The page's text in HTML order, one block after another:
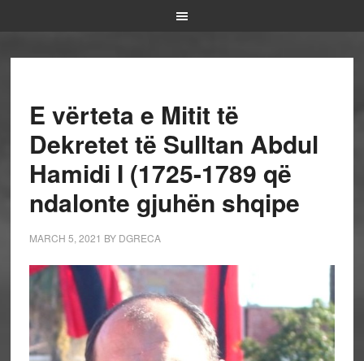
E vërteta e Mitit të
Dekretet të Sulltan Abdul
Hamidi I (1725-1789 që
ndalonte gjuhën shqipe
MARCH 5, 2021 BY DGRECA